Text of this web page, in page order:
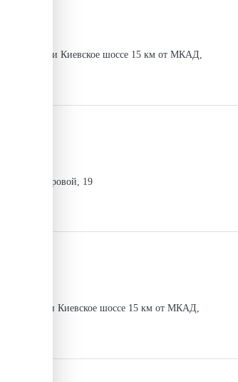
или Киевское шоссе 15 км от МКАД,
Мировой, 19
или Киевское шоссе 15 км от МКАД,